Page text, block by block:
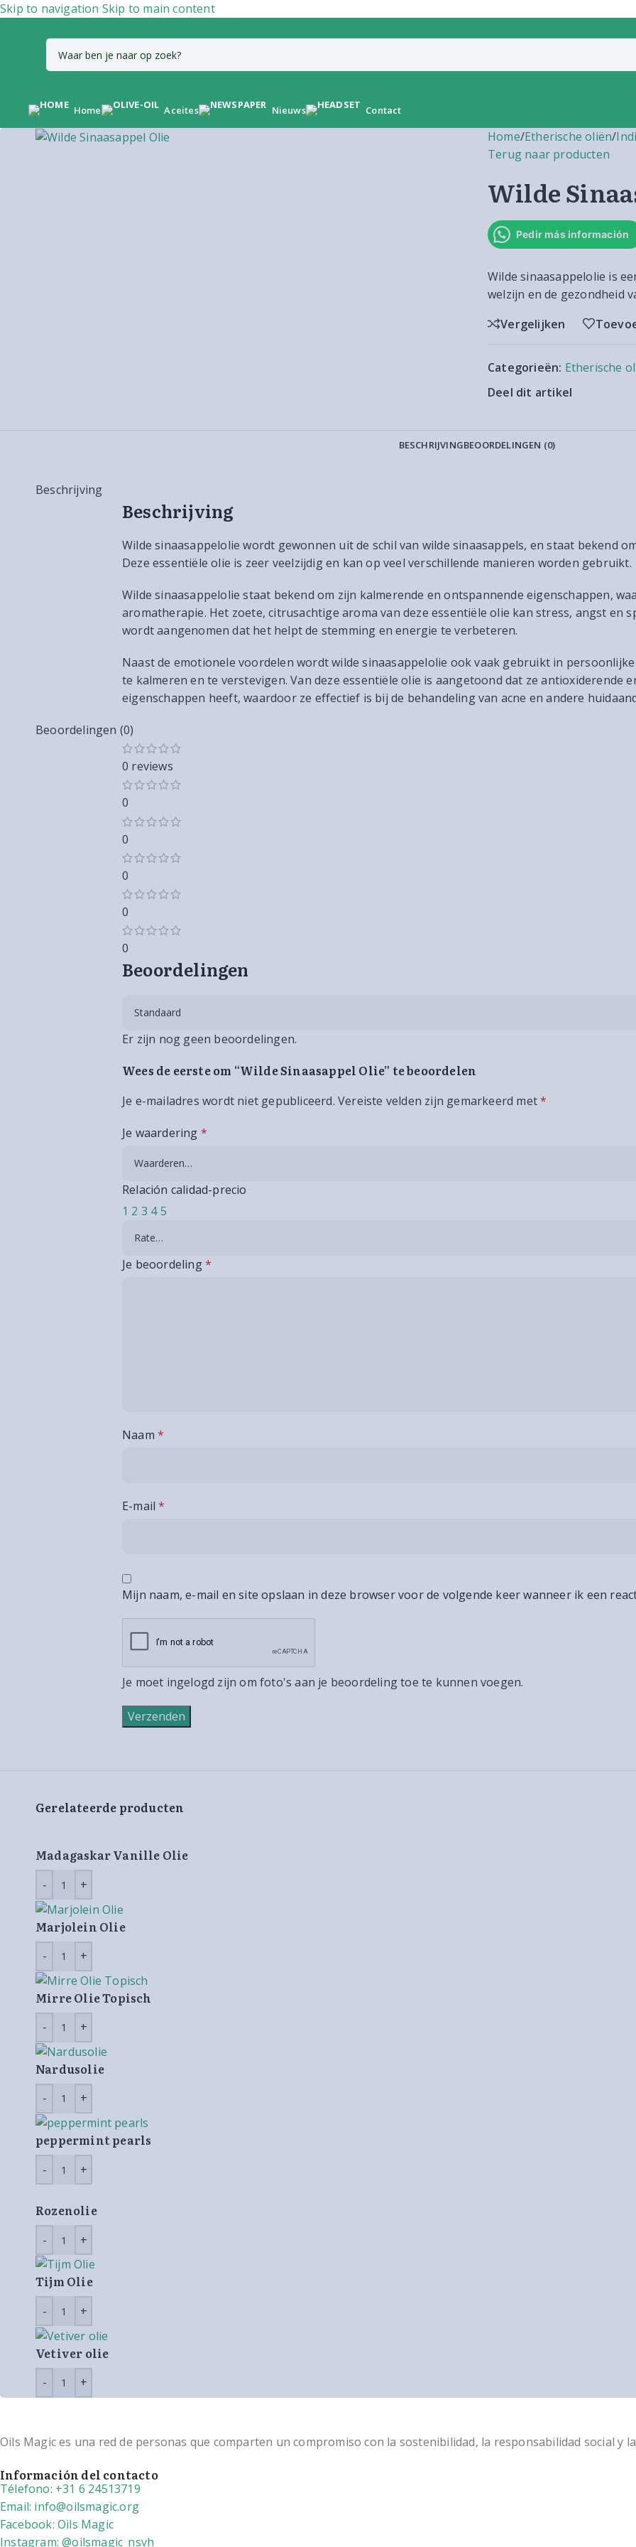
Skip to navigation Skip to main content
Home Aceites Nieuws Contact
Home/Etherische oliën/
Terug naar producten
Wilde
Pedir más información
Wilde sinaasappelolie is
welzijn en de gezondheid
Vergelijken
Categorieën: Etherische
Deel dit artikel
BESCHRIJVINGBEOORDELINGEN (0)
Beschrijving
Beschrijving
Wilde sinaasappelolie wordt gewonnen uit de schil van wilde sinaasappels, en staat bekend
Deze essentiële olie is zeer veelzijdig en kan op veel verschillende manieren worden gebruikt.
Wilde sinaasappelolie staat bekend om zijn kalmerende en ontspannende eigenschappen,
aromatherapie. Het zoete, citrusachtige aroma van deze essentiële olie kan stress, angst en
wordt aangenomen dat het helpt de stemming en energie te verbeteren.
Naast de emotionele voordelen wordt wilde sinaasappelolie ook vaak gebruikt in
te kalmeren en te verstevigen. Van deze essentiële olie is aangetoond dat ze antioxiderende
eigenschappen heeft, waardoor ze effectief is bij de behandeling van acne en andere
Beoordelingen (0)
0 reviews
0
0
0
0
0
Beoordelingen
Er zijn nog geen beoordelingen.
Wees de eerste om “Wilde Sinaasappel Olie” te beoordelen
Je e-mailadres wordt niet gepubliceerd. Vereiste velden zijn gemarkeerd met*
Je waardering *
Relación calidad-precio
1 2 3 4 5
Je beoordeling*
Naam *
E-mail*
Mijn naam, e-mail en site opslaan in deze browser voor de volgende keer wanneer ik een
Je moet ingelogd zijn om foto's aan je beoordeling toe te kunnen voegen.
Gerelateerde producten
Madagaskar Vanille Olie
Marjolein Olie
Mirre Olie Topisch
Nardusolie
peppermint pearls
Rozenolie
Tijm Olie
Vetiver olie
Oils Magic es una red de personas que comparten un compromiso con la sostenibilidad, la responsabilidad social y
Información del contacto
Télefono: +31 6 24513719
Email: info@oilsmagic.org
Facebook: Oils Magic
Instagram: @oilsmagic_nsvh